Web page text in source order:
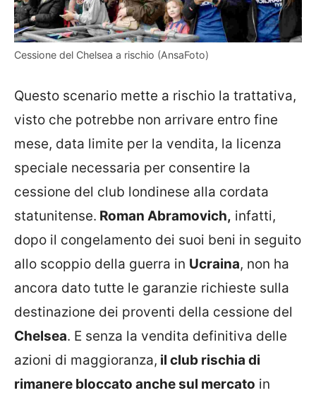
Cessione del Chelsea a rischio (AnsaFoto)
Questo scenario mette a rischio la trattativa,
visto che potrebbe non arrivare entro fine
mese, data limite per la vendita, la licenza
speciale necessaria per consentire la
cessione del club londinese alla cordata
statunitense. Roman Abramovich, infatti,
dopo il congelamento dei suoi beni in seguito
allo scoppio della guerra in Ucraina, non ha
ancora dato tutte le garanzie richieste sulla
destinazione dei proventi della cessione del
Chelsea. E senza la vendita definitiva delle
azioni di maggioranza, il club rischia di
rimanere bloccato anche sul mercato in